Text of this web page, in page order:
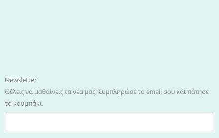
Newsletter
Θέλεις να μαθαίνεις τα νέα μας; Συμπληρώσε το email σου και πάτησε
το κουμπάκι.